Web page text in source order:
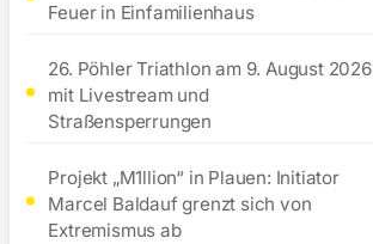
Feuer in Einfamilienhaus
26. Pöhler Triathlon am 9. August 2026
mit Livestream und
Straßensperrungen
Projekt „M1llion“ in Plauen: Initiator
Marcel Baldauf grenzt sich von
Extremismus ab